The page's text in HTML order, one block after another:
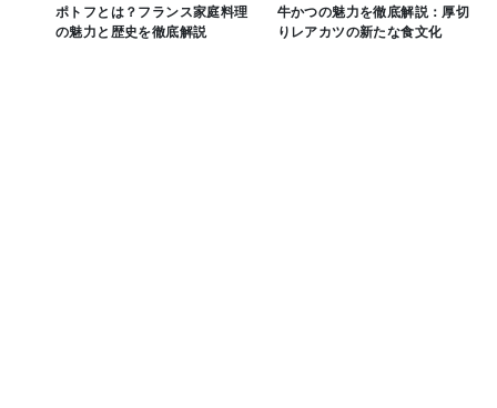
ポトフとは？フランス家庭料理
の魅力と歴史を徹底解説
牛かつの魅力を徹底解説：厚切
りレアカツの新たな食文化